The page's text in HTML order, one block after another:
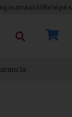
Belépés
Dapotime